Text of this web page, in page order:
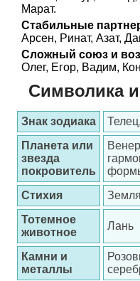
Марат.
Стабильные
Арсен, Ринат, Азат,
Сложный союз и
Олег, Егор, Вадим,
Символика
Знак зодиака
Планета или
звезда
покровитель
Стихия
Земля
Тотемное
животное
Лань
Камни и
металлы